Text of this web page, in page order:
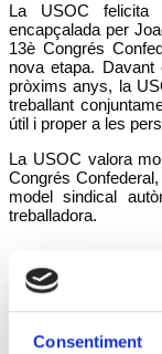
Consentiment
La USOC felicita
encapçalada per
13è Congrés
nova etapa.
pròxims anys, la
treballant
útil i proper a les
La USOC valora
Congrés
model sindical
treballadora.
Tweet